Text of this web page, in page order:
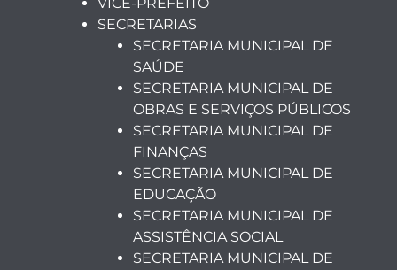
VICE-PREFEITO
SECRETARIAS
SECRETARIA MUNICIPAL DE
SAÚDE
SECRETARIA MUNICIPAL DE
OBRAS E SERVIÇOS PÚBLICOS
SECRETARIA MUNICIPAL DE
FINANÇAS
SECRETARIA MUNICIPAL DE
EDUCAÇÃO
SECRETARIA MUNICIPAL DE
ASSISTÊNCIA SOCIAL
SECRETARIA MUNICIPAL DE